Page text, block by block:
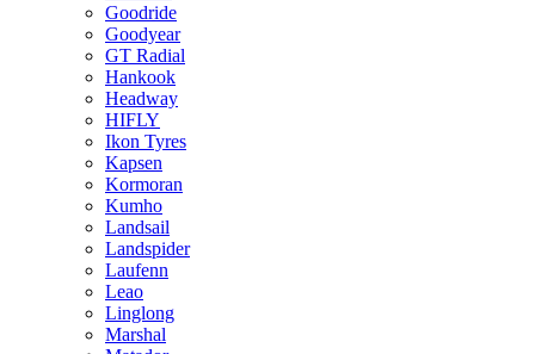
Goodride
Goodyear
GT Radial
Hankook
Headway
HIFLY
Ikon Tyres
Kapsen
Kormoran
Kumho
Landsail
Landspider
Laufenn
Leao
Linglong
Marshal